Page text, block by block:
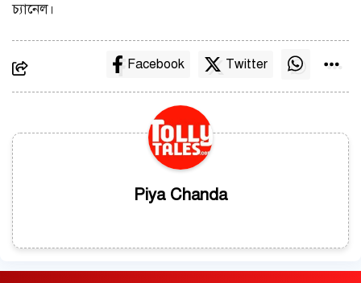
চ্যানেল।
Facebook Twitter
Piya Chanda